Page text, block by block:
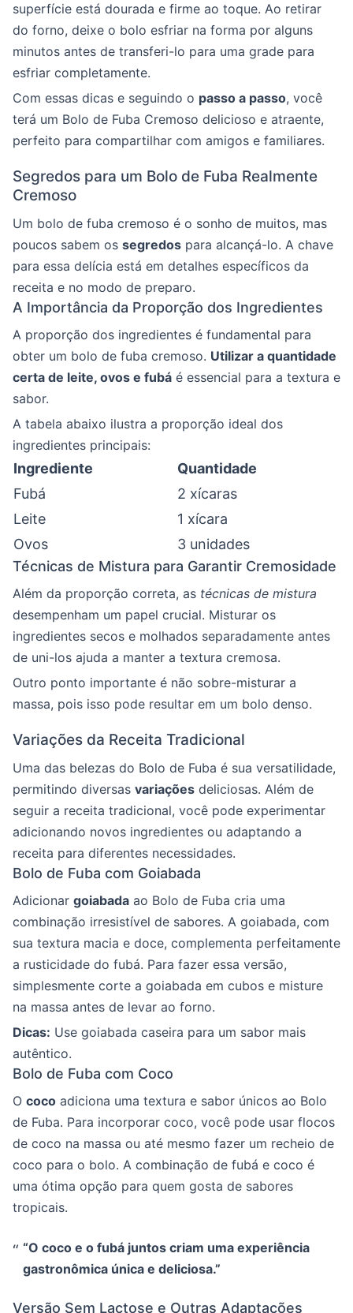
superfície está dourada e firme ao toque. Ao retirar
do forno, deixe o bolo esfriar na forma por alguns
minutos antes de transferi-lo para uma grade para
esfriar completamente.
Com essas dicas e seguindo o passo a passo, você
terá um Bolo de Fuba Cremoso delicioso e atraente,
perfeito para compartilhar com amigos e familiares.
Segredos para um Bolo de Fuba Realmente
Cremoso
Um bolo de fuba cremoso é o sonho de muitos, mas
poucos sabem os segredos para alcançá-lo. A chave
para essa delícia está em detalhes específicos da
receita e no modo de preparo.
A Importância da Proporção dos Ingredientes
A proporção dos ingredientes é fundamental para
obter um bolo de fuba cremoso. Utilizar a quantidade
certa de leite, ovos e fubá é essencial para a textura e
sabor.
A tabela abaixo ilustra a proporção ideal dos
ingredientes principais:
Ingrediente
Quantidade
Fubá
2 xícaras
Leite
1 xícara
Ovos
3 unidades
Técnicas de Mistura para Garantir Cremosidade
Além da proporção correta, as técnicas de mistura
desempenham um papel crucial. Misturar os
ingredientes secos e molhados separadamente antes
de uni-los ajuda a manter a textura cremosa.
Outro ponto importante é não sobre-misturar a
massa, pois isso pode resultar em um bolo denso.
Variações da Receita Tradicional
Uma das belezas do Bolo de Fuba é sua versatilidade,
permitindo diversas variações deliciosas. Além de
seguir a receita tradicional, você pode experimentar
adicionando novos ingredientes ou adaptando a
receita para diferentes necessidades.
Bolo de Fuba com Goiabada
Adicionar goiabada ao Bolo de Fuba cria uma
combinação irresistível de sabores. A goiabada, com
sua textura macia e doce, complementa perfeitamente
a rusticidade do fubá. Para fazer essa versão,
simplesmente corte a goiabada em cubos e misture
na massa antes de levar ao forno.
Dicas: Use goiabada caseira para um sabor mais
autêntico.
Bolo de Fuba com Coco
O coco adiciona uma textura e sabor únicos ao Bolo
de Fuba. Para incorporar coco, você pode usar flocos
de coco na massa ou até mesmo fazer um recheio de
coco para o bolo. A combinação de fubá e coco é
uma ótima opção para quem gosta de sabores
tropicais.
“O coco e o fubá juntos criam uma experiência
gastronômica única e deliciosa.”
Versão Sem Lactose e Outras Adaptações